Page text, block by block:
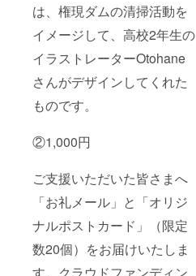
は、権現ダムの清掃活動を
イメージして、高校2年生の
イラストレーターOtohane
さんがデザインしてくれた
ものです。
②1,000円
ご支援いただいた皆さまへ
「お礼メール」と「オリジ
ナルポストカード」（限定
数20個）をお届けいたしま
す。クラウドファンディン